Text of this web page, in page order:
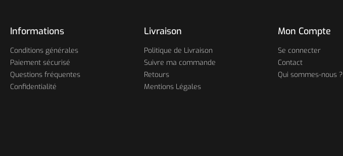
Informations
Conditions générales
Paiement sécurisé
Questions fréquentes
Confidentialité
Livraison
Politique de Livraison
Suivre ma commande
Retours
Mentions Légales
Mon Compte
Se connecter
Contact
Qui sommes-nous ?